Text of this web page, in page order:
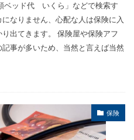
ベッド代 いくら」などで検索す
なりません、心配な人は保険に入
出てきます。 保険屋や保険アフ
事が多いため、当然と言えば当然
保険